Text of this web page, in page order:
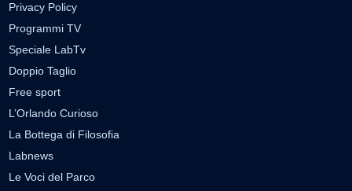
Privacy Policy
Programmi TV
Speciale LabTv
Doppio Taglio
Free sport
L’Orlando Curioso
La Bottega di Filosofia
Labnews
Le Voci del Parco